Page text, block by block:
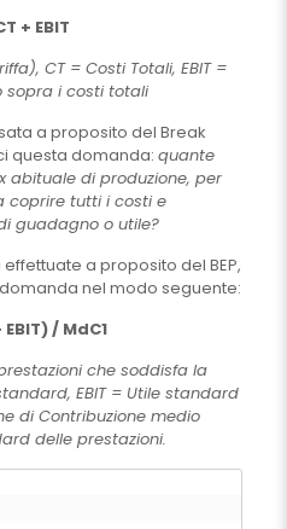
+ EBIT
CT = Costi Totali, EBIT =
sopra i costi totali
a proposito del Break
questa domanda: quante
abituale di produzione, per
coprire tutti i costi e
guadagno o utile?
a proposito del BEP,
nel modo seguente:
EBIT) / MdC1
che soddisfa la
EBIT = Utile standard
di Contribuzione medio
delle prestazioni.